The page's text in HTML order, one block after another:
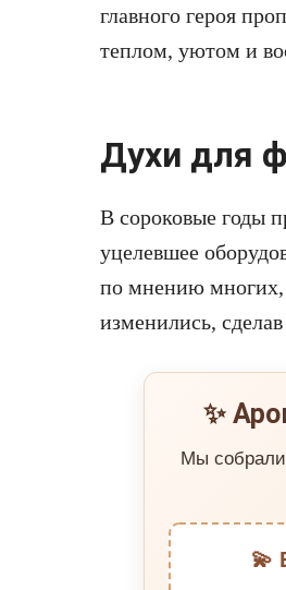
главного героя
теплом, уютом и
Духи для
В сороковые годы
уцелевшее
по мнению многих,
изменились,
✨
Мы
💫